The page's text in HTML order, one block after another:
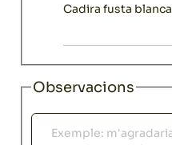
Cadira fusta blanca
Observacions
Observacions